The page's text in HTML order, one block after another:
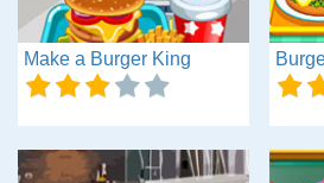
Make a Burger King